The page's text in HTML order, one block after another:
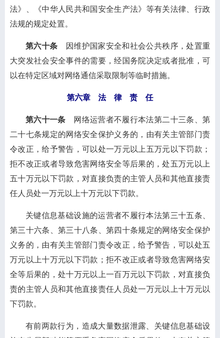
法》、《中华人民共和国安全生产法》等有关法律、行政
法规的规定处置。
第六十条 因维护国家安全和社会公共秩序，处置重
大突发社会安全事件的需要，经国务院决定或者批准，可
以在特定区域对网络通信采取限制等临时措施。
第六章 法 律 责 任
第六十一条 网络运营者不履行本法第二十三条、第
二十七条规定的网络安全保护义务的，由有关主管部门责
令改正，给予警告，可以处一万元以上五万元以下罚款；
拒不改正或者导致危害网络安全等后果的，处五万元以上
五十万元以下罚款，对直接负责的主管人员和其他直接责
任人员处一万元以上十万元以下罚款。
关键信息基础设施的运营者不履行本法第三十五条、
第三十六条、第三十八条、第四十条规定的网络安全保护
义务的，由有关主管部门责令改正，给予警告，可以处五
万元以上十万元以下罚款；拒不改正或者导致危害网络安
全等后果的，处十万元以上一百万元以下罚款，对直接负
责的主管人员和其他直接责任人员处一万元以上十万元以
下罚款。
有前两款行为，造成大量数据泄露、关键信息基础设